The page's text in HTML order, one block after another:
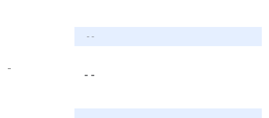
- -
-
- -